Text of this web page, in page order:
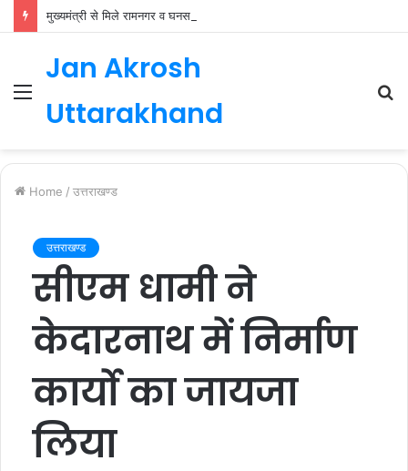
Jan Akrosh
Uttarakhand
Home / उत्तराखण्ड
उत्तराखण्ड
सीएम धामी ने
केदारनाथ में निर्माण
कार्यो का जायजा
लिया